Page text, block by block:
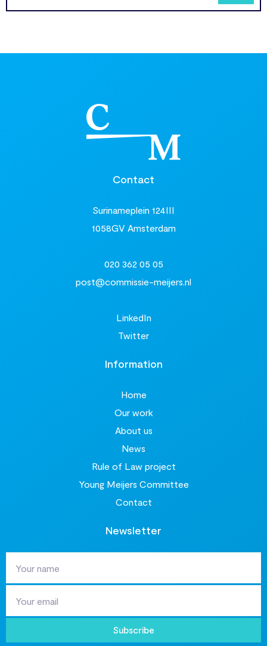
Contact
Surinameplein 124III
1058GV Amsterdam
020 362 05 05
post@commissie-meijers.nl
LinkedIn
Twitter
Information
Home
Our work
About us
News
Rule of Law project
Young Meijers Committee
Contact
Newsletter
Subscribe